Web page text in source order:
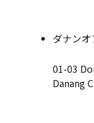
ダナンオ
01-03
Danang